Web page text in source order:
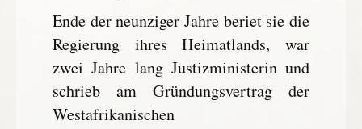
Ende der neunziger Jahre beriet sie die
Regierung ihres Heimatlands, war
zwei Jahre lang Justizministerin und
schrieb am Gründungsvertrag der
Westafrikanischen